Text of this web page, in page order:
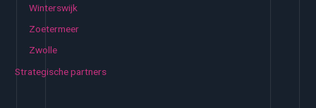
Winterswijk
Zoetermeer
Zwolle
Strategische partners